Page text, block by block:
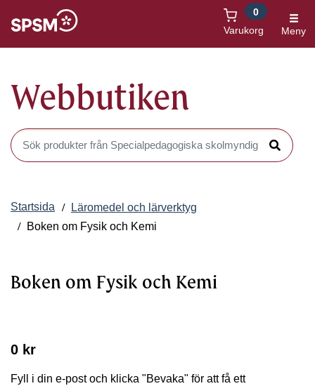
Varukorg
0
Meny
Webbutiken
Sök produkter i Webbutiken
Sök
Startsida
Läromedel och lärverktyg
Boken om Fysik och Kemi
Boken om Fysik och Kemi
0 kr
Fyll i din e-post och klicka "Bevaka" för att få ett